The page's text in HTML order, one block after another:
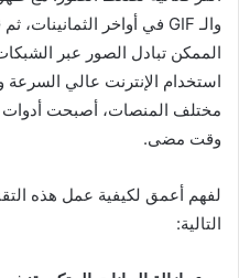
الممكن تبادل الصور عبر
استخدام الإنترنت عالي
مختلف المنصات، أصبحت
وقت مضى.
لفهم أعمق لكيفية عمل هذه
التالية: